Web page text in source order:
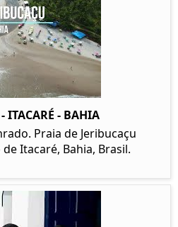
ITACARÉ - BAHIA
Praia de Jeribucaçu
Itacaré, Bahia, Brasil.